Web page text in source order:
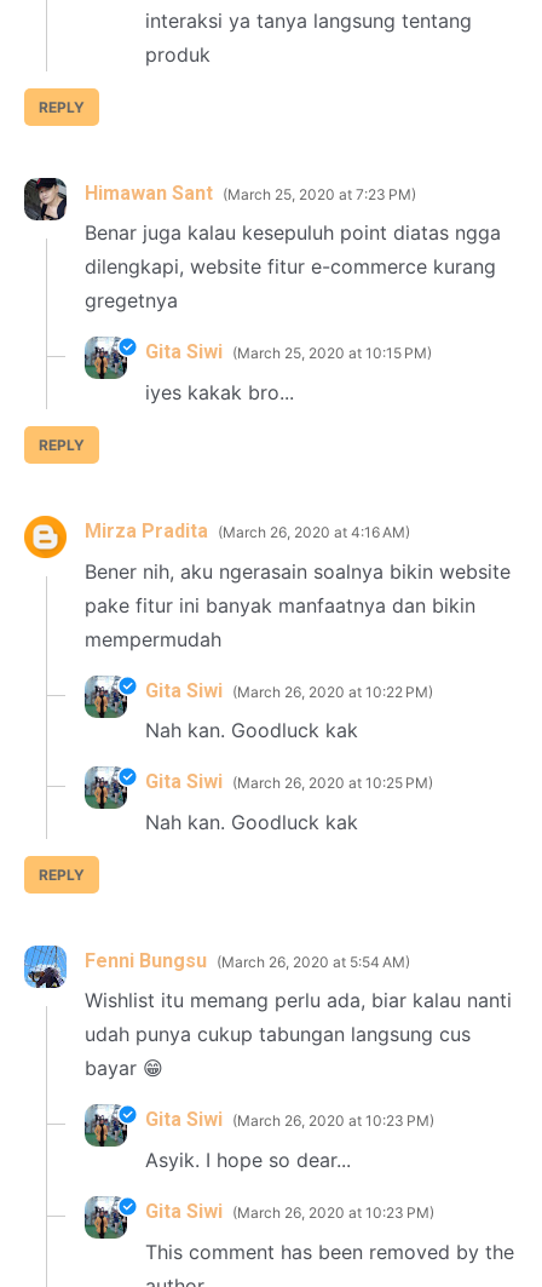
REPLY
interaksi ya tanya langsung tentang
produk
Himawan Sant March 25, 2020 at 7:23 PM
Benar juga kalau kesepuluh point diatas ngga
dilengkapi, website fitur e-commerce kurang
gregetnya
REPLY
Gita Siwi March 25, 2020 at 10:15 PM
iyes kakak bro...
Mirza Pradita March 26, 2020 at 4:16 AM
Bener nih, aku ngerasain soalnya bikin website
pake fitur ini banyak manfaatnya dan bikin
mempermudah
REPLY
Gita Siwi March 26, 2020 at 10:22 PM
Nah kan. Goodluck kak
Gita Siwi March 26, 2020 at 10:25 PM
Nah kan. Goodluck kak
Fenni Bungsu March 26, 2020 at 5:54 AM
Wishlist itu memang perlu ada, biar kalau nanti
udah punya cukup tabungan langsung cus
bayar 😁
Gita Siwi March 26, 2020 at 10:23 PM
Asyik. I hope so dear...
Gita Siwi March 26, 2020 at 10:23 PM
This comment has been removed by the